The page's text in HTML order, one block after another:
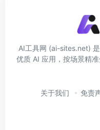
AI工具网 (ai-sites.net)
优质 AI 应用，按场景精
关于我们 免责